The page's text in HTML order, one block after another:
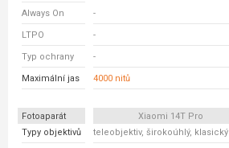
Always On -
LTPO -
Typ ochrany -
Maximální jas 4000 nitů
Fotoaparát Xiaomi 14T Pro
Typy objektivů
teleobjektiv, širokoúhlý, klasický